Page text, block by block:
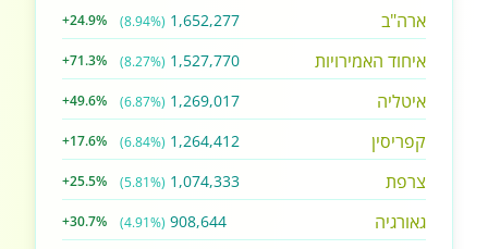
ארה"ב 1,652,277
(8.94%)
+24.9%
איחוד האמירויות 1,527,770
(8.27%)
+71.3%
איטליה 1,269,017
(6.87%)
+49.6%
קפריסין 1,264,412
(6.84%)
+17.6%
צרפת 1,074,333
(5.81%)
+25.5%
גאורגיה 908,644
(4.91%)
+30.7%